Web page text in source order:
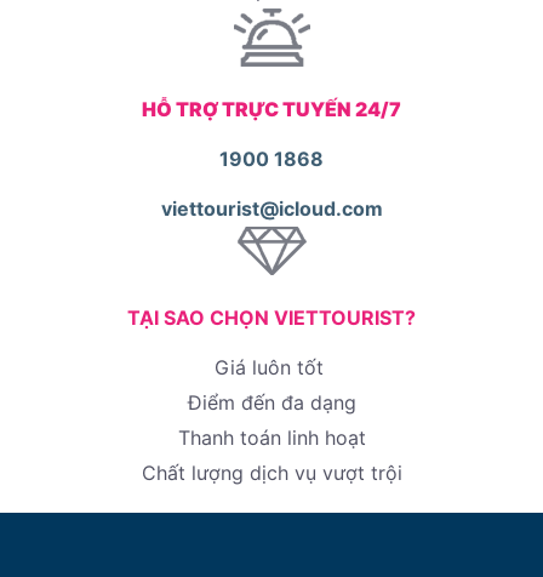
HỖ TRỢ TRỰC TUYẾN 24/7
1900 1868
viettourist@icloud.com
TẠI SAO CHỌN VIETTOURIST?
Giá luôn tốt
Điểm đến đa dạng
Thanh toán linh hoạt
Chất lượng dịch vụ vượt trội